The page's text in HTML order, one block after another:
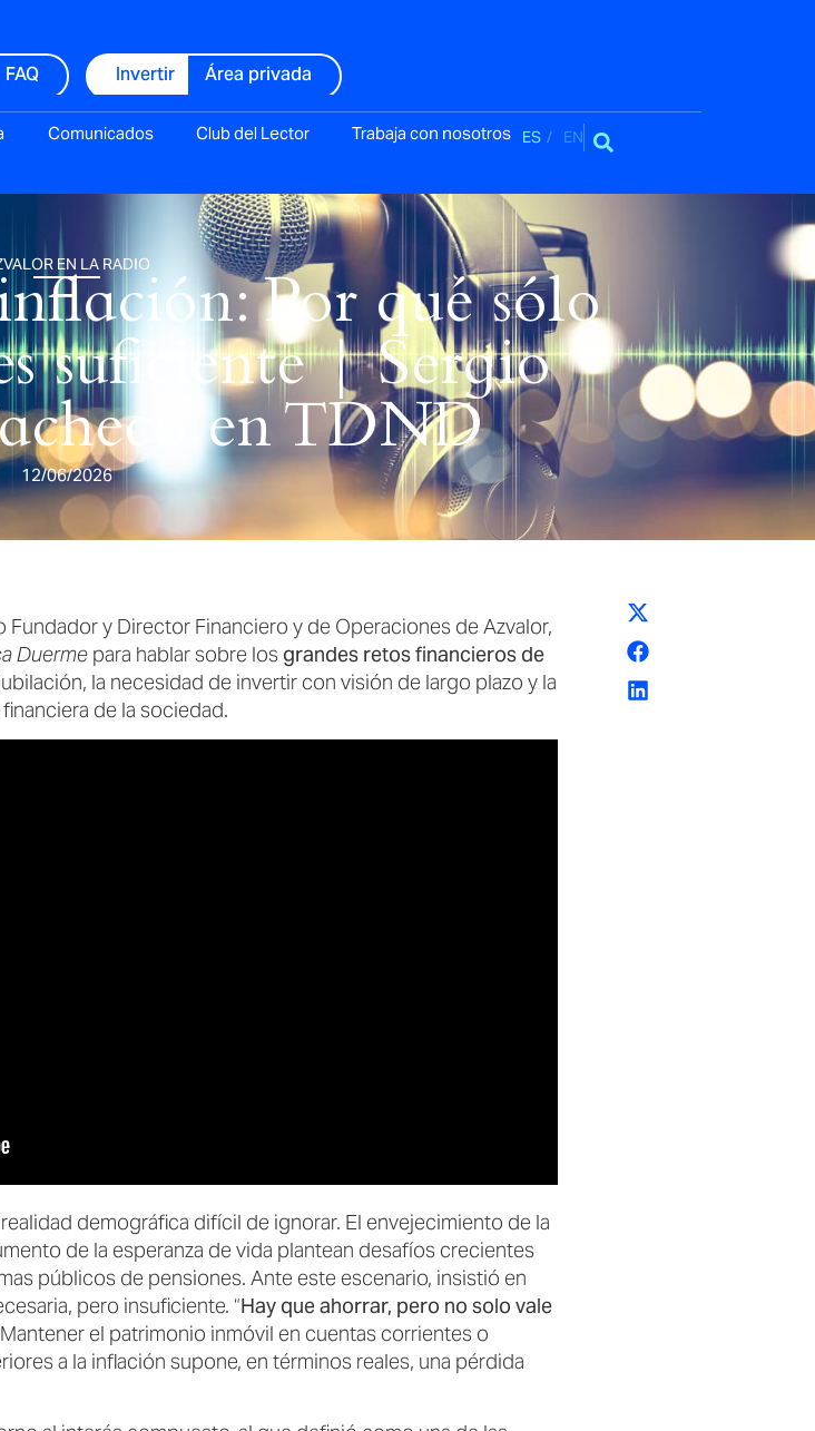
FAQ Invertir Área privada
Comunicados Club del Lector Trabaja con nosotros ES EN
EN LA RADIO
Por qué sólo
suficiente | Sergio
en TDND
12/06/2026
y Director Financiero y de Operaciones de Azvalor,
Duerme para hablar sobre los grandes retos financieros de
la necesidad de invertir con visión de largo plazo y la
de la sociedad.
demográfica difícil de ignorar. El envejecimiento de la
de la esperanza de vida plantean desafíos crecientes
públicos de pensiones. Ante este escenario, insistió en
pero insuficiente. “Hay que ahorrar, pero no solo vale
Mantener el patrimonio inmóvil en cuentas corrientes o
a la inflación supone, en términos reales, una pérdida